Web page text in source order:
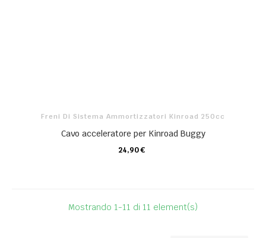
Freni Di Sistema Ammortizzatori Kinroad 250cc
Cavo acceleratore per Kinroad Buggy
24,90 €
CARRELLO
Mostrando 1-11 di 11 element(s)